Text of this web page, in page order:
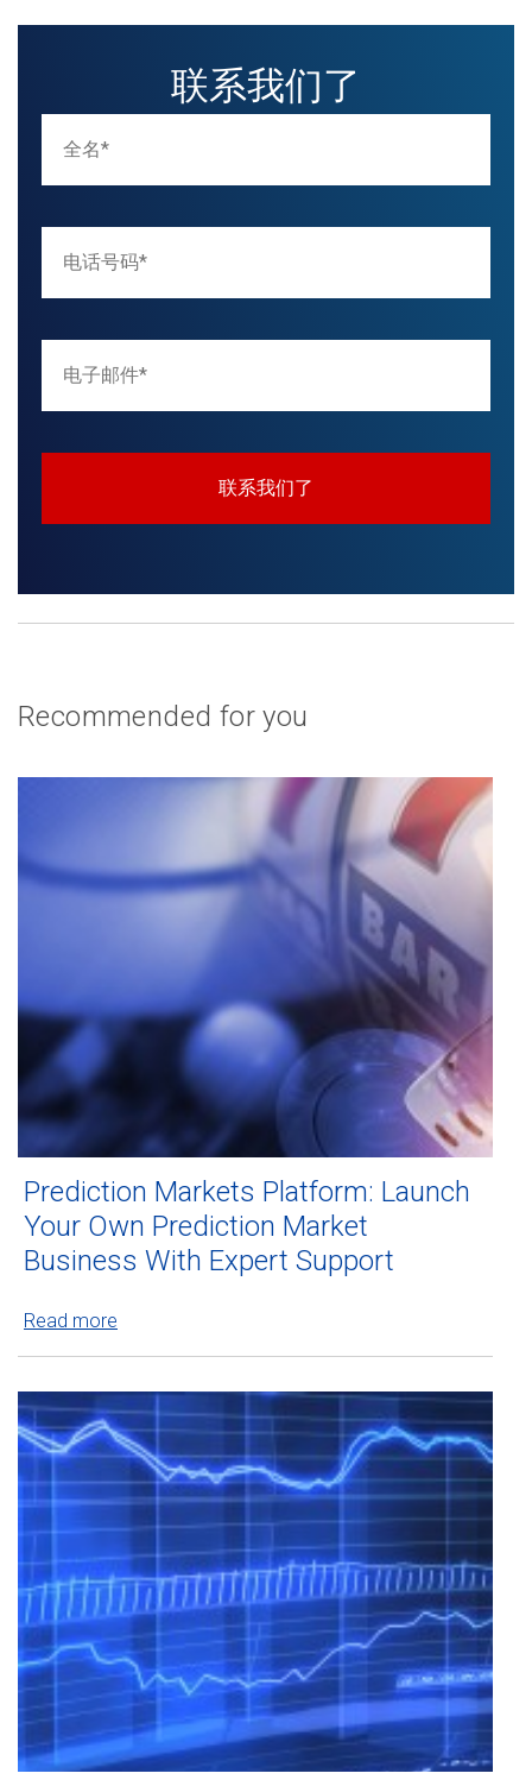
联系我们了
Recommended for you
Prediction Markets Platform: Launch
Your Own Prediction Market
Business With Expert Support
Read more